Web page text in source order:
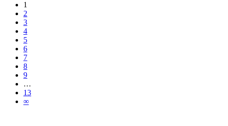
1
2
3
4
5
6
7
8
9
…
13
∞